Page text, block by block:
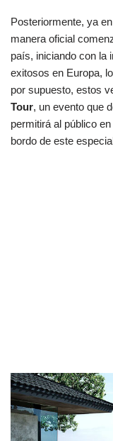
Posteriormente, ya
manera oficial
país, iniciando con la
exitosos en Europa,
por supuesto, estos
Tour, un evento que
permitirá al público
bordo de este